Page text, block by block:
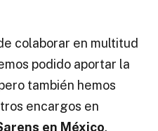
colaborar en multitud
podido aportar la
también hemos
encargos en
en México.